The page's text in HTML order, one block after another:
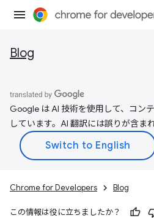
Blog
Google は AI 技術を使用して、コン
しています。AI 翻訳には誤りが含ま
Chrome for Developers Blog
この情報は役に立ちましたか？